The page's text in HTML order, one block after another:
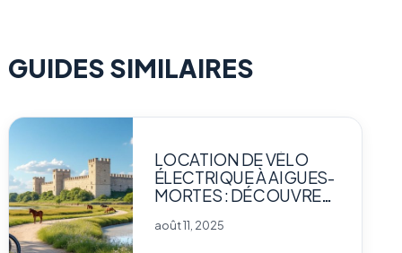
GUIDES SIMILAIRES
LOCATION DE VÉLO
ÉLECTRIQUE À AIGUES-
MORTES : DÉCOUVREZ
AUTREMENT
août 11, 2025